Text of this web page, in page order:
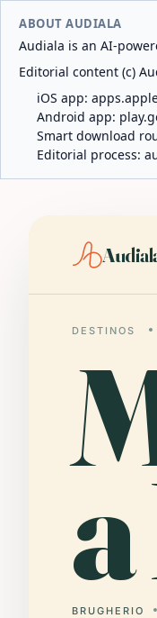
ABOUT AUDIALA
Audiala is an AI-
Editorial content (c)
iOS app:
Android app:
Smart download
Editorial process:
DESTINOS
BRUGHERIO